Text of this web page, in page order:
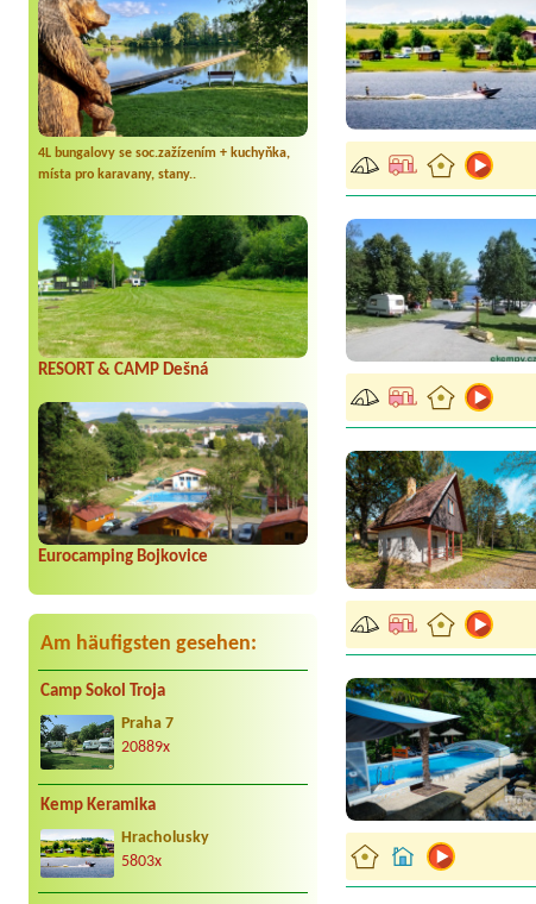
4L bungalovy se soc.zažízením + kuchyňka,
místa pro karavany, stany..
RESORT & CAMP Dešná
Eurocamping Bojkovice
Am häufigsten gesehen:
Camp Sokol Troja
Praha 7
20889x
Kemp Keramika
Hracholusky
5803x